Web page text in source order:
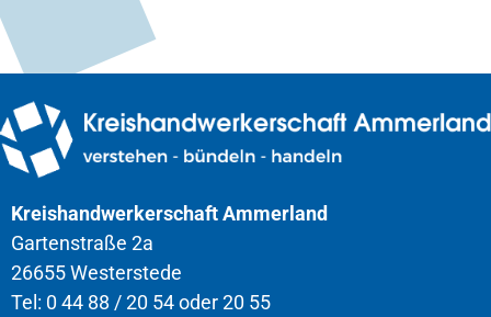
Kreishandwerkerschaft Ammerland
Gartenstraße 2a
26655 Westerstede
Tel: 0 44 88 / 20 54 oder 20 55